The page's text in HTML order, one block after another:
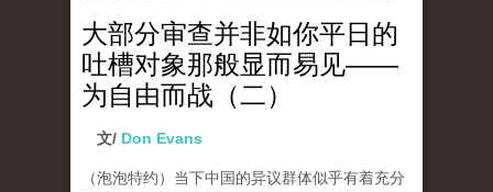
大部分审查并非如你平日的
吐槽对象那般显而易见——
为自由而战（二）
文/ Don Evans
（泡泡特约） 当下中国的异议群体似乎有着充分